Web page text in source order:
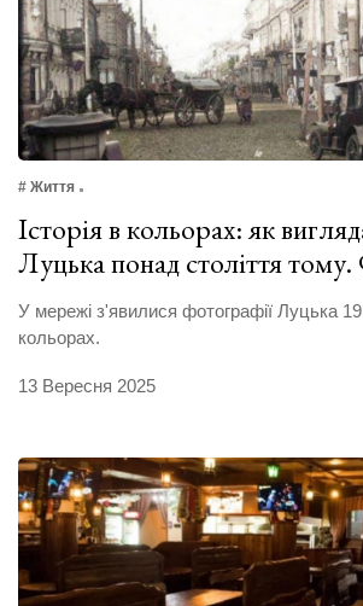
# Життя
Історія в кольорах: як
Луцька понад століття
У мережі з'явилися фотографії Луцька
кольорах.
13 Вересня 2025